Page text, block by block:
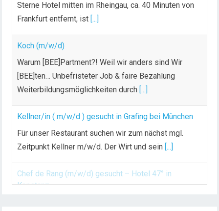
Sterne Hotel mitten im Rheingau, ca. 40 Minuten von
Frankfurt entfernt, ist [...]
Koch (m/w/d)
Warum [BEE]Partment?! Weil wir anders sind Wir
[BEE]ten… Unbefristeter Job & faire Bezahlung
Weiterbildungsmöglichkeiten durch [...]
Kellner/in ( m/w/d ) gesucht in Grafing bei München
Für unser Restaurant suchen wir zum nächst mgl.
Zeitpunkt Kellner m/w/d. Der Wirt und sein [...]
Chef de Rang (m/w/d) gesucht – Hotel 47° in
Konstanz